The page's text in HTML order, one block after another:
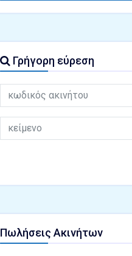
Γρήγορη εύρεση
Πωλήσεις Ακινήτων